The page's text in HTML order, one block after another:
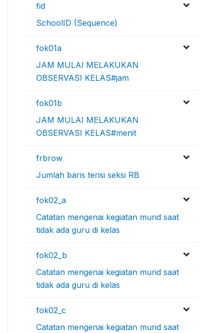
fid
SchoolID (Sequence)
fok01a
JAM MULAI MELAKUKAN
OBSERVASI KELAS#jam
fok01b
JAM MULAI MELAKUKAN
OBSERVASI KELAS#menit
frbrow
Jumlah baris terisi seksi RB
fok02_a
Catatan mengenai kegiatan murid saat
tidak ada guru di kelas
fok02_b
Catatan mengenai kegiatan murid saat
tidak ada guru di kelas
fok02_c
Catatan mengenai kegiatan murid saat